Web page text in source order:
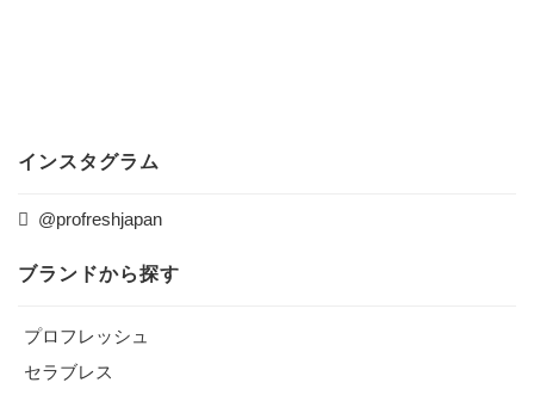
インスタグラム
@profreshjapan
ブランドから探す
プロフレッシュ
セラブレス